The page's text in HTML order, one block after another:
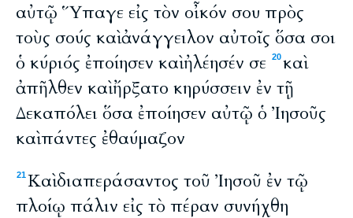
αὐτῷ Ὕπαγε εἰς τὸν οἶκόν σου πρὸς
τοὺς σούς καὶ ἀνάγγειλον αὐτοῖς ὅσα σοι
ὁ κύριός ἐποίησεν καὶ ἠλέησέν σε 20καὶ
ἀπῆλθεν καὶ ἤρξατο κηρύσσειν ἐν τῇ
Δεκαπόλει ὅσα ἐποίησεν αὐτῷ ὁ Ἰησοῦς
καὶ πάντες ἐθαύμαζον
21Καὶ διαπεράσαντος τοῦ Ἰησοῦ ἐν τῷ
πλοίῳ πάλιν εἰς τὸ πέραν συνήχθη